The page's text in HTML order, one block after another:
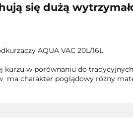
się dużą
AQUA VAC 20L/16L
kurzu w porównaniu do
charakter poglądowy różny